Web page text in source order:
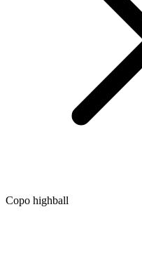
Copo highball